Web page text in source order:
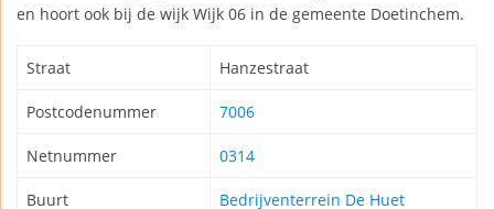
en hoort ook bij de wijk Wijk 06 in de gemeente Doetinchem.
Straat Hanzestraat
Postcodenummer 7006
Netnummer 0314
Buurt Bedrijventerrein De Huet